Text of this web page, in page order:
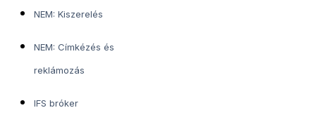
NEM: Kiszerelés
NEM: Címkézés és
reklámozás
IFS bróker